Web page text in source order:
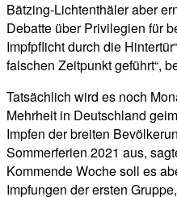
Bätzing-Lichtenthäler aber
Debatte über Privilegien für
Impfpflicht durch die
falschen Zeitpunkt geführt“,
Tatsächlich wird es noch
Mehrheit in Deutschland
Impfen der breiten
Sommerferien 2021 aus,
Kommende Woche soll es
Impfungen der ersten